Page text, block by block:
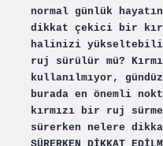
normal günlük
dikkat çekici bir
halinizi
ruj sürülür mü?
kullanılmıyor,
burada en önemli
kırmızı bir ruj
sürerken nelere